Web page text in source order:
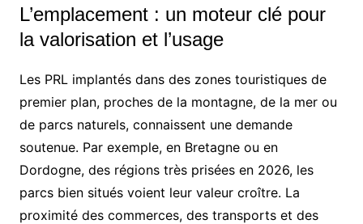
L’emplacement : un moteur clé pour
la valorisation et l’usage
Les PRL implantés dans des zones touristiques de
premier plan, proches de la montagne, de la mer ou
de parcs naturels, connaissent une demande
soutenue. Par exemple, en Bretagne ou en
Dordogne, des régions très prisées en 2026, les
parcs bien situés voient leur valeur croître. La
proximité des commerces, des transports et des